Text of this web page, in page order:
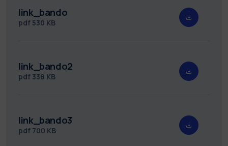
link_bando
pdf 530 KB
link_bando2
pdf 338 KB
link_bando3
pdf 700 KB